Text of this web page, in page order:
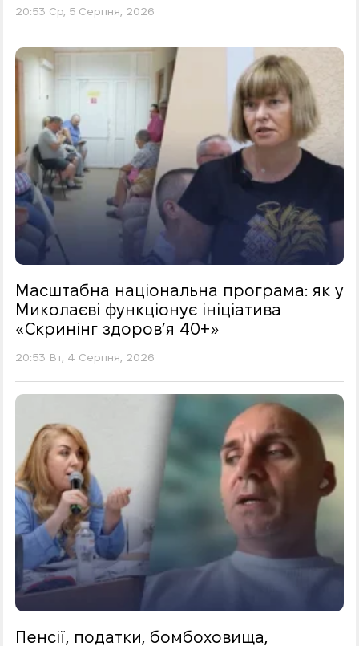
20:53 Ср, 5 Серпня, 2026
Масштабна національна програма: як у
Миколаєві функціонує ініціатива
«Скринінг здоровʼя 40+»
20:53 Вт, 4 Серпня, 2026
Пенсії, податки, бомбоховища,